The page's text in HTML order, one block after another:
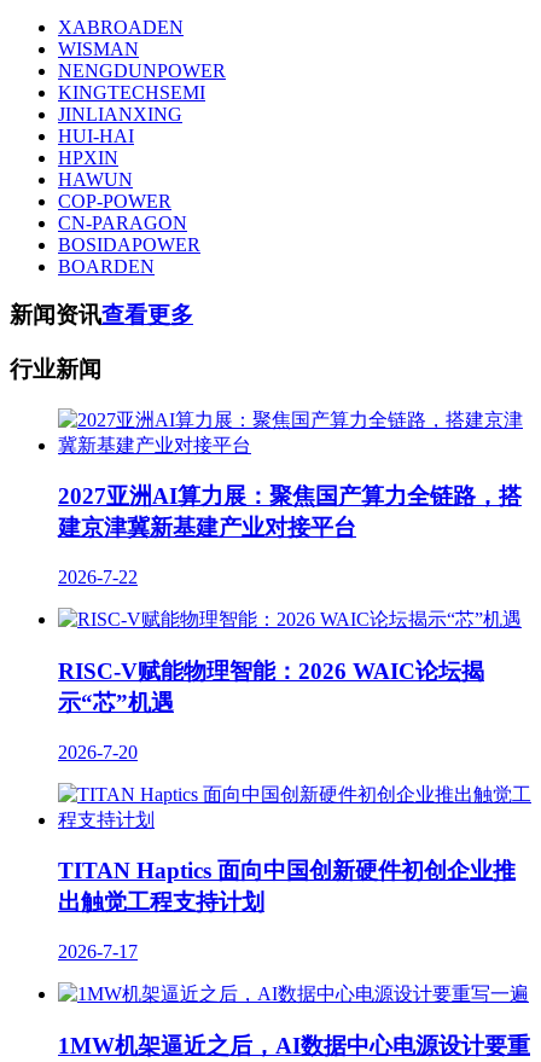
XABROADEN
WISMAN
NENGDUNPOWER
KINGTECHSEMI
JINLIANXING
HUI-HAI
HPXIN
HAWUN
COP-POWER
CN-PARAGON
BOSIDAPOWER
BOARDEN
新闻资讯查看更多
行业新闻
2027亚洲AI算力展：聚焦国产算力全链路，搭
建京津冀新基建产业对接平台
2026-7-22
RISC-V赋能物理智能：2026 WAIC论坛揭
示“芯”机遇
2026-7-20
TITAN Haptics 面向中国创新硬件初创企业推
出触觉工程支持计划
2026-7-17
1MW机架逼近之后，AI数据中心电源设计要重